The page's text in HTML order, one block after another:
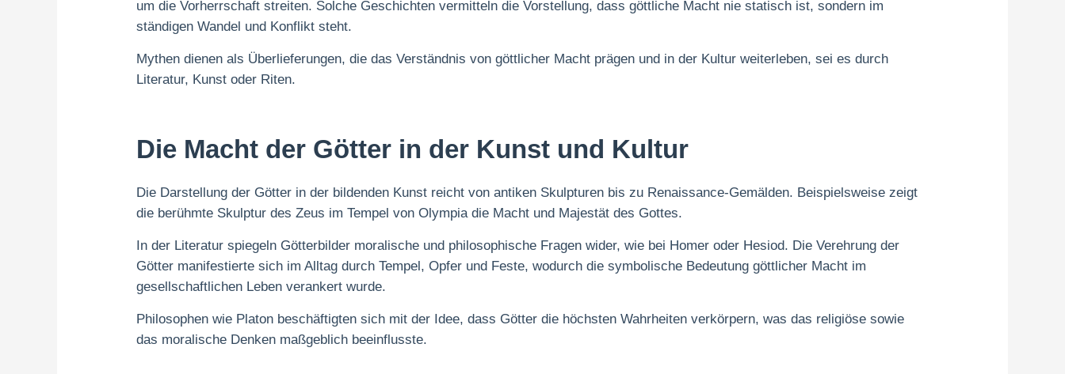
um die Vorherrschaft streiten. Solche Geschichten vermitteln die Vorstellung, dass göttliche Macht nie statisch ist, sondern im
ständigen Wandel und Konflikt steht.
Mythen dienen als Überlieferungen, die das Verständnis von göttlicher Macht prägen und in der Kultur weiterleben, sei es durch
Literatur, Kunst oder Riten.
Die Macht der Götter in der Kunst und Kultur
Die Darstellung der Götter in der bildenden Kunst reicht von antiken Skulpturen bis zu Renaissance-Gemälden. Beispielsweise zeigt
die berühmte Skulptur des Zeus im Tempel von Olympia die Macht und Majestät des Gottes.
In der Literatur spiegeln Götterbilder moralische und philosophische Fragen wider, wie bei Homer oder Hesiod. Die Verehrung der
Götter manifestierte sich im Alltag durch Tempel, Opfer und Feste, wodurch die symbolische Bedeutung göttlicher Macht im
gesellschaftlichen Leben verankert wurde.
Philosophen wie Platon beschäftigten sich mit der Idee, dass Götter die höchsten Wahrheiten verkörpern, was das religiöse sowie
das moralische Denken maßgeblich beeinflusste.